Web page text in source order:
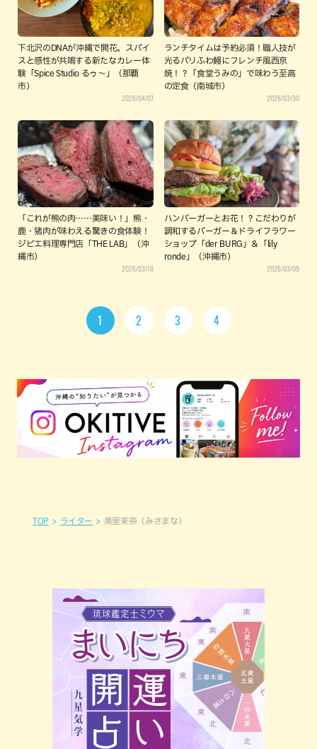
下北沢のDNAが沖縄で開花。スパイ
スと感性が共鳴する新たなカレー体
験「Spice Studio るゥ～」（那覇
市）
2026/04/07
ランチタイムは予約必須！職人技が
光るパリふわ鰻にフレンチ風西京
焼！？「食堂うみの」で味わう至高
の定食（南城市）
2026/03/30
「これが熊の肉……美味い！」熊・
鹿・猪肉が味わえる驚きの食体験！
ジビエ料理専門店「THE LAB」（沖
縄市）
2026/03/18
ハンバーガーとお花！？こだわりが
調和するバーガー＆ドライフラワー
ショップ「der BURG」＆「lily
ronde」（沖縄市）
2026/03/09
1 2 3 4
TOP ライター 美里茉奈（みさまな）